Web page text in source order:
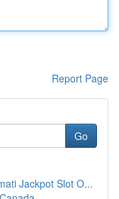
Report Page
Go
Jackpot Slot O...